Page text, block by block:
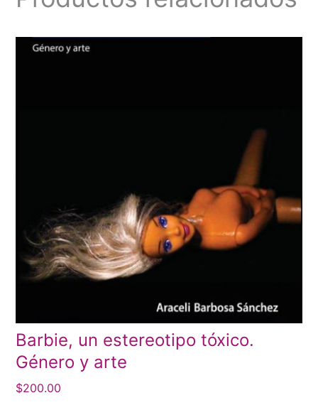
Barbie, un estereotipo tóxico.
Género y arte
$200.00